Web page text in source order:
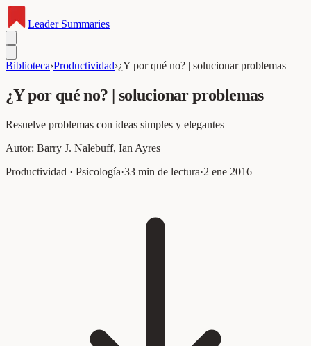
LeaderSummaries
Biblioteca›Productividad›¿Y por qué no? | solucionar problemas
¿Y por qué no? | solucionar problemas
Resuelve problemas con ideas simples y elegantes
Autor: Barry J. Nalebuff, Ian Ayres
Productividad · Psicología·33 min de lectura·2 ene 2016